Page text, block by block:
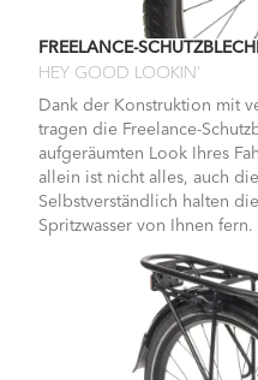
FREELANCE-
HEY GOOD LOOKIN’
Dank der Konstruktion mit
tragen die Freelance-
aufgeräumten Look Ihres
allein ist nicht alles, auch
Selbstverständlich halten
Spritzwasser von Ihnen fern.